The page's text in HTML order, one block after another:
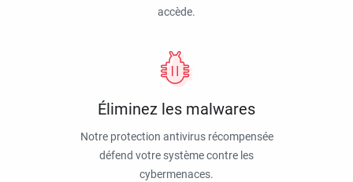
accède.
Éliminez les malwares
Notre protection antivirus récompensée
défend votre système contre les
cybermenaces.